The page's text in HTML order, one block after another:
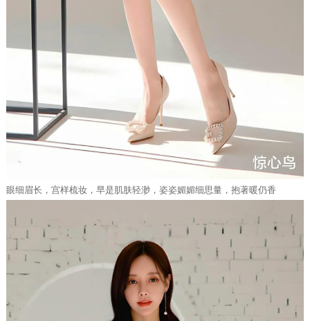
眼细眉长，宫样梳妆，早是肌肤轻渺，姿姿媚媚细思量，抱著暖仍香